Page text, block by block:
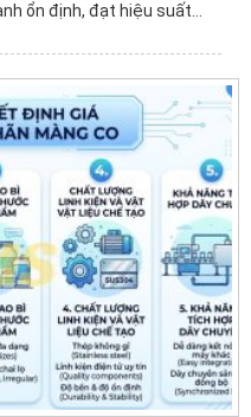
ổn định, đạt hiệu suất…